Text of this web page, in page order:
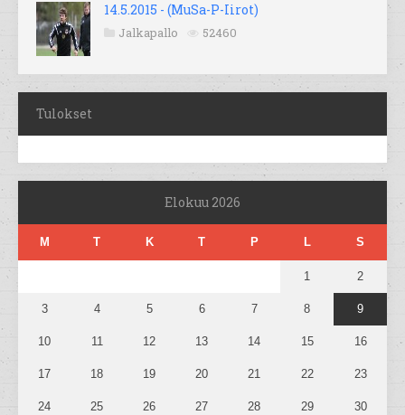
14.5.2015 - (MuSa-P-Iirot)
Jalkapallo 52460
Tulokset
Elokuu 2026
M T K T P L S
1 2
3 4 5 6 7 8 9
10 11 12 13 14 15 16
17 18 19 20 21 22 23
24 25 26 27 28 29 30